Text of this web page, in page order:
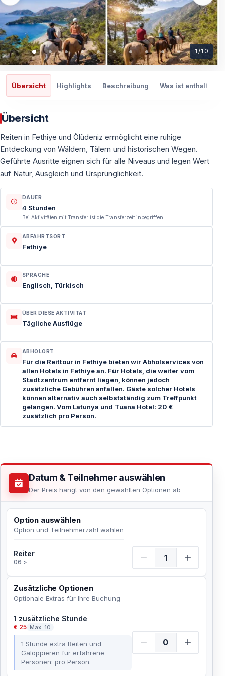
1/10
Übersicht Highlights Beschreibung Was ist enthalten
Übersicht
Reiten in Fethiye und Ölüdeniz ermöglicht eine ruhige
Entdeckung von Wäldern, Tälern und historischen Wegen.
Geführte Ausritte eignen sich für alle Niveaus und legen Wert
auf Natur, Ausgleich und Ursprünglichkeit.
DAUER
4 Stunden
Bei Aktivitäten mit Transfer ist die Transferzeit inbegriffen.
ABFAHRTSORT
Fethiye
SPRACHE
Englisch, Türkisch
ÜBER DIESE AKTIVITÄT
Tägliche Ausflüge
ABHOLORT
Für die Reittour in Fethiye bieten wir Abholservices von
allen Hotels in Fethiye an. Für Hotels, die weiter vom
Stadtzentrum entfernt liegen, können jedoch
zusätzliche Gebühren anfallen. Gäste solcher Hotels
können alternativ auch selbstständig zum Treffpunkt
gelangen. Vom Latunya und Tuana Hotel: 20 €
zusätzlich pro Person.
Datum & Teilnehmer auswählen
Der Preis hängt von den gewählten Optionen ab
Option auswählen
Option und Teilnehmerzahl wählen
Reiter
06 >
Reiter Menge
Zusätzliche Optionen
Optionale Extras für Ihre Buchung
1 zusätzliche Stunde
€ 25 Max: 10
1 Stunde extra Reiten und
Galoppieren für erfahrene
Personen: pro Person.